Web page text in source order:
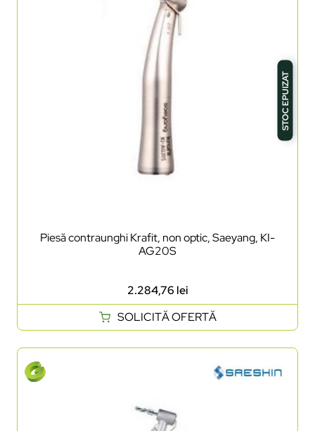
STOC EPUIZAT
Piesă contraunghi Krafit, non optic, Saeyang, KI-
AG20S
2.284,76 lei
SOLICITĂ OFERTĂ